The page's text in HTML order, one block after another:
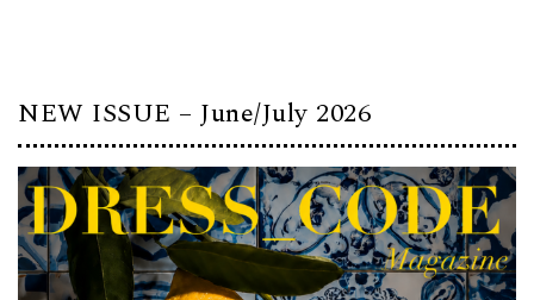
NEW ISSUE – June/July 2026